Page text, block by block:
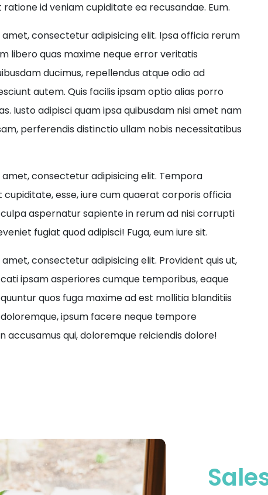
id veniam cupiditate ea recusandae. Eum.
consectetur adipisicing elit. Ipsa officia rerum
libero quas maxime neque error veritatis
ducimus, repellendus atque odio ad
autem. Quis facilis ipsam optio alias porro
Iusto adipisci quam ipsa quibusdam nisi amet nam
perferendis distinctio ullam nobis necessitatibus
consectetur adipisicing elit. Tempora
esse, iure cum quaerat corporis officia
aspernatur sapiente in rerum ad nisi corrupti
fugiat quod adipisci! Fuga, eum iure sit.
consectetur adipisicing elit. Provident quis ut,
ipsam asperiores cumque temporibus, eaque
quos fuga maxime ad est mollitia blanditiis
ipsum facere neque tempore
accusamus qui, doloremque reiciendis dolore!